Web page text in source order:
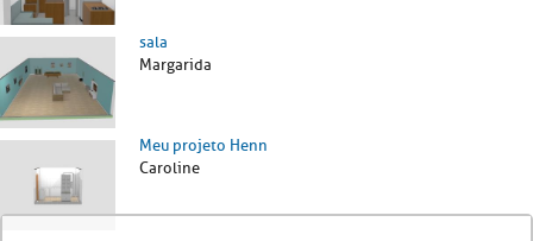
sala
Margarida
Meu projeto Henn
Caroline